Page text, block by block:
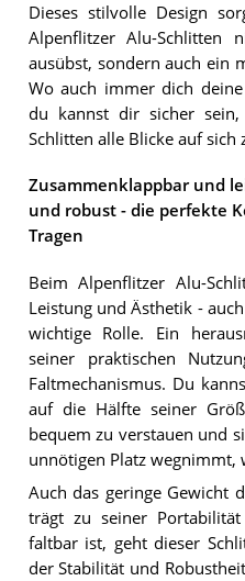
Dieses stilvolle Design
Alpenflitzer Alu-Schlitten
ausübst, sondern auch ein
Wo auch immer dich
du kannst dir sicher
Schlitten alle Blicke auf sich
Zusammenklappbar und
und robust - die perfekte
Tragen
Beim Alpenflitzer Alu-
Leistung und Ästhetik -
wichtige Rolle. Ein
seiner praktischen
Faltmechanismus. Du
auf die Hälfte seiner
bequem zu verstauen und
unnötigen Platz
Auch das geringe Gewicht
trägt zu seiner
faltbar ist, geht dieser
der Stabilität und